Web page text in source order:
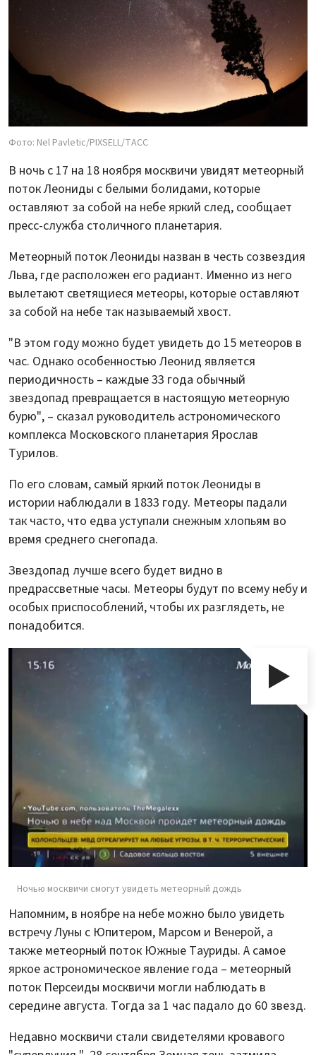
Фото: Nel Pavletic/PIXSELL/ТАСС
В ночь с 17 на 18 ноября москвичи увидят метеорный
поток Леониды с белыми болидами, которые
оставляют за собой на небе яркий след, сообщает
пресс-служба столичного планетария.
Метеорный поток Леониды назван в честь созвездия
Льва, где расположен его радиант. Именно из него
вылетают светящиеся метеоры, которые оставляют
за собой на небе так называемый хвост.
"В этом году можно будет увидеть до 15 метеоров в
час. Однако особенностью Леонид является
периодичность – каждые 33 года обычный
звездопад превращается в настоящую метеорную
бурю", – сказал руководитель астрономического
комплекса Московского планетария Ярослав
Турилов.
По его словам, самый яркий поток Леониды в
истории наблюдали в 1833 году. Метеоры падали
так часто, что едва уступали снежным хлопьям во
время среднего снегопада.
Звездопад лучше всего будет видно в
предрассветные часы. Метеоры будут по всему небу и
особых приспособлений, чтобы их разглядеть, не
понадобится.
Ночью москвичи смогут увидеть метеорный дождь
Напомним, в ноябре на небе можно было увидеть
встречу Луны с Юпитером, Марсом и Венерой, а
также метеорный поток Южные Тауриды. А самое
яркое астрономическое явление года – метеорный
поток Персеиды москвичи могли наблюдать в
середине августа. Тогда за 1 час падало до 60 звезд.
Недавно москвичи стали свидетелями кровавого